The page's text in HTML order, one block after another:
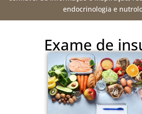
endocrinologia e
Exame de